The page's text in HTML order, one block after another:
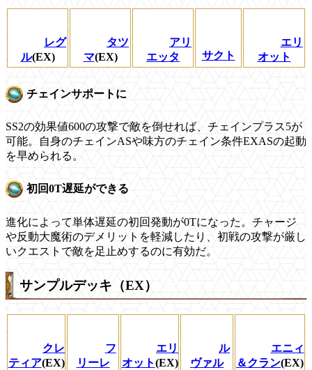
レグ
ル(EX)
タツ
マ(EX)
アリ
エッタ
サクト
エリ
オット
チェインサポートに
SS2の効果値600の攻撃で敵を倒せれば、チェインプラス5が
可能。自身のチェインASや味方のチェイン条件EXASの起動
を早められる。
初回0T遅延ができる
進化によって単体遅延の初回発動が0Tになった。チャージ
や反動大魔術のデメリットを軽減したり、初戦の攻撃が厳し
いクエストで敵を足止めするのに有効だ。
サンプルデッキ（EX）
クレ
ティア(EX)
フ
リーレ
エリ
オット(EX)
ル
ヴァル
エニィ
＆クラン(EX)